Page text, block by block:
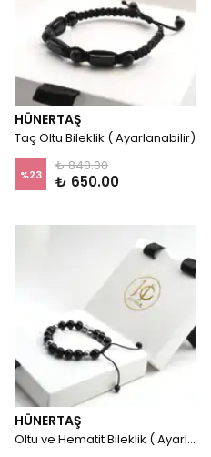
HÜNERTAŞ
Taç Oltu Bileklik ( Ayarlanabilir)
%23
₺ 840.00
₺ 650.00
HÜNERTAŞ
Oltu ve Hematit Bileklik ( Ayarlanabilir)